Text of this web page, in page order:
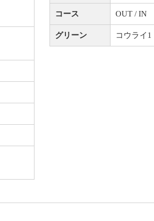
コース OUT / IN
グリーン コウライ1